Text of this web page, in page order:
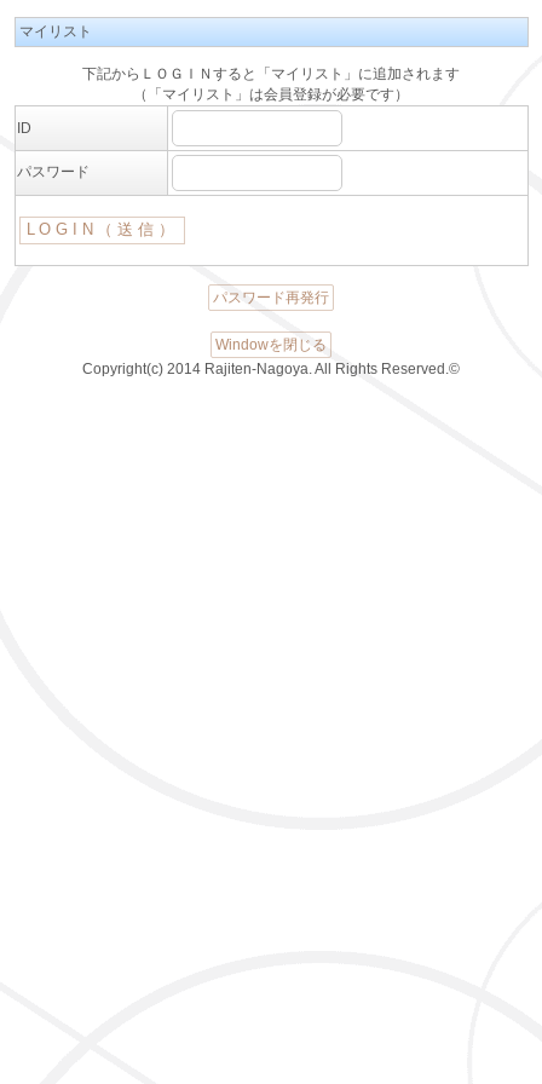
マイリスト
下記からＬＯＧＩＮすると「マイリスト」に追加されます
（「マイリスト」は会員登録が必要です）
ID
パスワード
パスワード再発行
Windowを閉じる
Copyright(c) 2014 Rajiten-Nagoya. All Rights Reserved.©